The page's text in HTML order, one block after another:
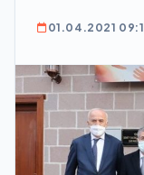
01.04.2021